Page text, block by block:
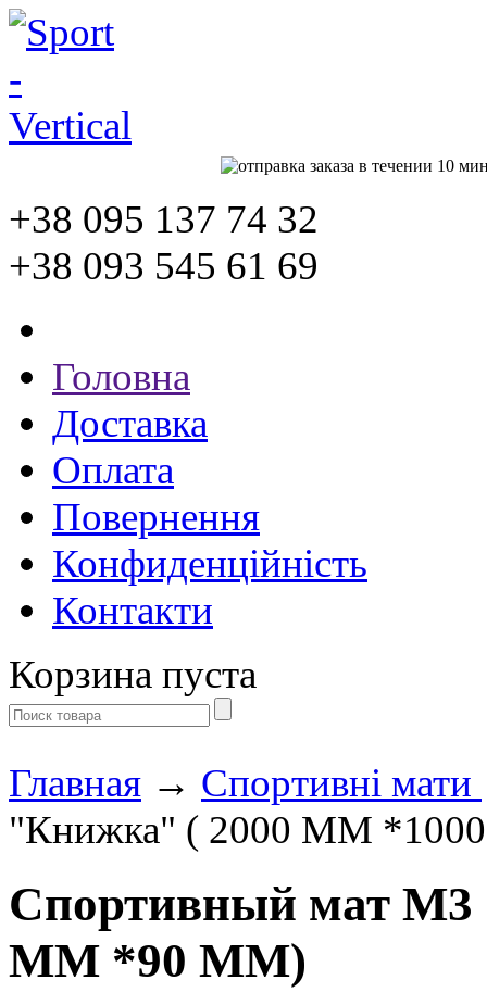
+38 095 137 74 32
+38 093 545 61 69
Головна
Доставка
Оплата
Повернення
Конфиденційність
Контакти
Корзина пуста
Главная → Спортивні мати
"Книжка" ( 2000 ММ
Спортивный мат
ММ *90 ММ)